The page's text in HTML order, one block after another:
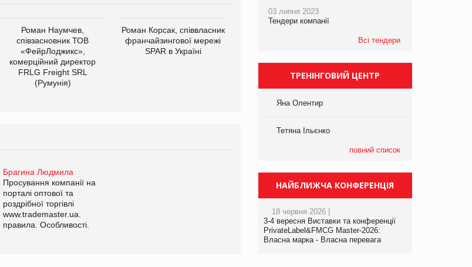
Роман Наумчев,
співзасновник ТОВ
«ФейрЛоджикс»,
комерційний директор
FRLG Freight SRL
(Румунія)
Роман Корсак, співвласник
франчайзингової мережі
SPAR в Україні
виробництва
компанії «УкраМарин»
Брагина Людмила
Просування компанії на
порталі оптової та
роздрібної торгівлі
www.trademaster.ua.
правила. Особливості.
Брагина Людмила
Просування компанії на
www.trademaster.ua.
правила. Особливості.
03 липня 2023
Тендери компанії
Всі тендери
ТРЕНІНГОВИЙ ЦЕНТР
Яна Олентир
Тетяна Ільєнко
повний список
НАЙБЛИЖЧА КОНФЕРЕНЦІЯ
18 червня 2026 |
3-4 вересня Виставки та конференції
PrivateLabel&FMCG Master-2026:
Власна марка - Власна перевага